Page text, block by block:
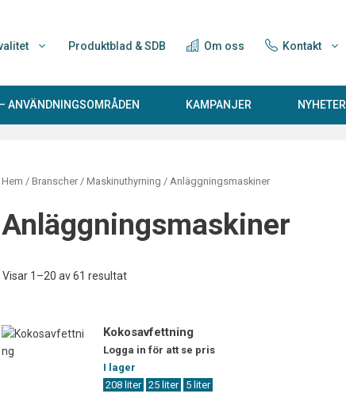
Produktblad & SDB Om oss Kontakt
ANVÄNDNINGSOMRÅDEN KAMPANJER NYHETER
Hem / Branscher / Maskinuthyrning / Anläggningsmaskiner
Anläggningsmaskiner
Visar 1–20 av 61 resultat
Kokosavfettning
Logga in för att se pris
I lager
208 liter 25 liter 5 liter